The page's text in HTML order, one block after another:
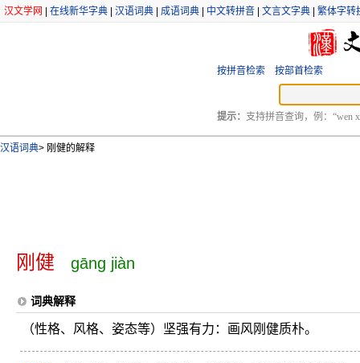
汉文学网 在线新华字典 汉语词典 成语词典 中文转拼音 文言文字典 繁体字转
按拼音检索 按部首检索
提示： 支持拼音查询，例：“wen
汉语词典> 刚健的解释
刚健 gāng jiàn
词典解释
（性格、风格、姿态等）坚强有力：画风刚健质朴。